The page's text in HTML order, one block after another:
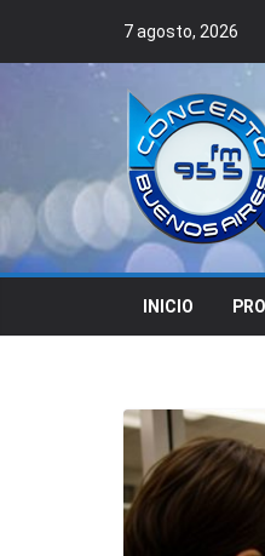
7 agosto, 2026
INICIO